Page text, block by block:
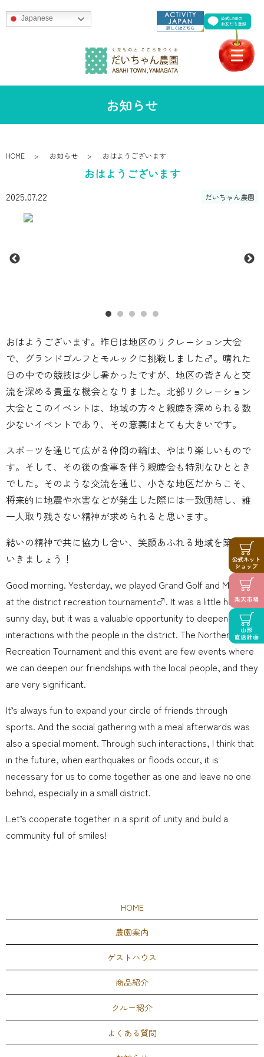
Japanese
お知らせ
HOME お知らせ おはようございます
おはようございます
2025.07.22 だいちゃん農園
おはようございます。昨日は地区のリクレーション大会
で、グランドゴルフとモルックに挑戦しました️‍♂️。晴れた
日の中での競技は少し暑かったですが、地区の皆さんと交
流を深める貴重な機会となりました。北部リクレーション
大会とこのイベントは、地域の方々と親睦を深められる数
少ないイベントであり、その意義はとても大きいです。
スポーツを通じて広がる仲間の輪は、やはり楽しいもので
す。そして、その後の食事を伴う親睦会も特別なひととき
でした️。そのような交流を通じ、小さな地区だからこそ、
将来的に地震や水害などが発生した際には一致団結し、誰
一人取り残さない精神が求められると思います。
結いの精神で共に協力し合い、笑顔あふれる地域を築いて
いきましょう！
Good morning. Yesterday, we played Grand Golf and Mölkky
at the district recreation tournament️‍♂️. It was a little hot on a
sunny day, but it was a valuable opportunity to deepen our
interactions with the people in the district. The Northern
Recreation Tournament and this event are few events where
we can deepen our friendships with the local people, and they
are very significant.
It’s always fun to expand your circle of friends through
sports. And the social gathering with a meal afterwards was
also a special moment️. Through such interactions, I think that
in the future, when earthquakes or floods occur, it is
necessary for us to come together as one and leave no one
behind, especially in a small district.
Let’s cooperate together in a spirit of unity and build a
community full of smiles!
HOME
農園案内
ゲストハウス
商品紹介
クルー紹介
よくある質問